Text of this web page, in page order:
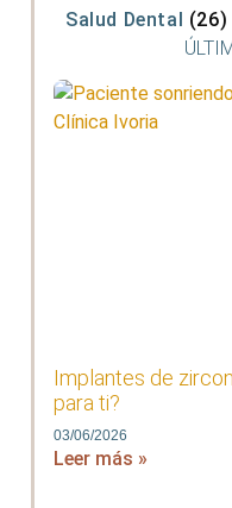
Salud Dental
(26)
Implantes de
para ti?
03/06/2026
Leer más »